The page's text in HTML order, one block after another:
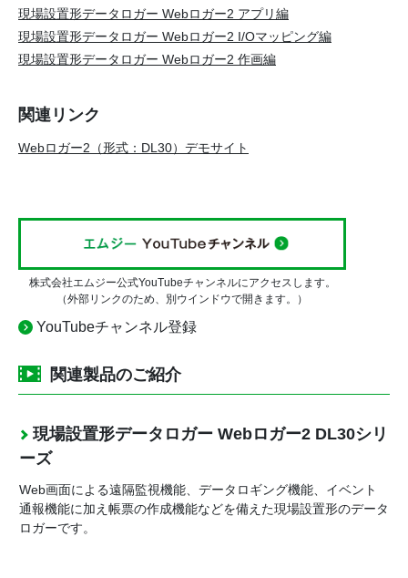
現場設置形データロガー Webロガー2 アプリ編
現場設置形データロガー Webロガー2 I/Oマッピング編
現場設置形データロガー Webロガー2 作画編
関連リンク
Webロガー2（形式：DL30）デモサイト
株式会社エムジー公式YouTubeチャンネルにアクセスします。
（外部リンクのため、別ウインドウで開きます。）
YouTubeチャンネル登録
関連製品のご紹介
現場設置形データロガー Webロガー2 DL30シリ
ーズ
Web画面による遠隔監視機能、データロギング機能、イベント
通報機能に加え帳票の作成機能などを備えた現場設置形のデータ
ロガーです。